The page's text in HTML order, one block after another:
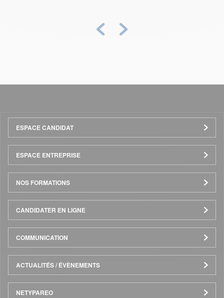
Précédent
Menu
Pied
de
page
ESPACE CANDIDAT
ESPACE ENTREPRISE
NOS FORMATIONS
CANDIDATER EN LIGNE
COMMUNICATION
ACTUALITÉS / ÉVÈNEMENTS
NETYPAREO